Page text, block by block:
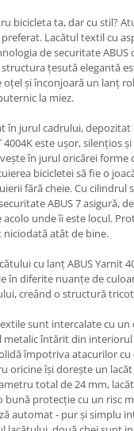
bicicleta ta, dar cu stil?
Lacătul textil cu
de securitate ABUS
țesută elegantă
oțel și înconjoară un lanț
la miez.
în jurul cadrului,
4004K este ușor, silențios
în jurul oricărei forme
bicicletei să fie o
fără cheie. Cu cilindrul
ABUS 7 asigură,
acolo unde îi este locul.
atât de bine.
cu lanț ABUS Yarnit
în diferite nuanțe de
creând o structură
sunt intercalate cu un
întărit din
împotriva atacurilor cu
oricine își dorește un
total de 24 mm,
bună protecție cu un risc
automat - pur și simplu